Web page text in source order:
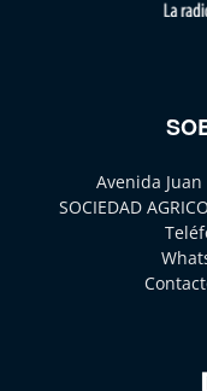
Avenida
SOCIEDAD